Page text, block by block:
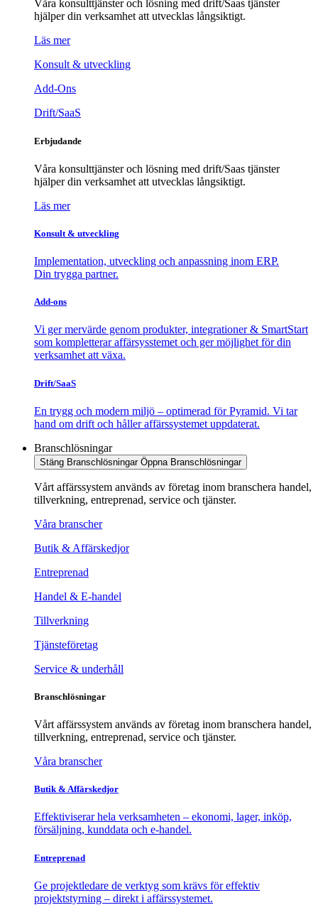
Våra konsulttjänster och lösning med drift/Saas tjänster
hjälper din verksamhet att utvecklas långsiktigt.
Läs mer
Konsult & utveckling
Add-Ons
Drift/SaaS
Erbjudande
Våra konsulttjänster och lösning med drift/Saas tjänster
hjälper din verksamhet att utvecklas långsiktigt.
Läs mer
Konsult & utveckling
Implementation, utveckling och anpassning inom ERP.
Din trygga partner.
Add-ons
Vi ger mervärde genom produkter, integrationer & SmartStart
som kompletterar affärsysstemet och ger möjlighet för din
verksamhet att växa.
Drift/SaaS
En trygg och modern miljö – optimerad för Pyramid. Vi tar
hand om drift och håller affärssystemet uppdaterat.
Branschlösningar
Stäng Branschlösningar Öppna Branschlösningar
Vårt affärssystem används av företag inom branschera handel,
tillverkning, entreprenad, service och tjänster.
Våra branscher
Butik & Affärskedjor
Entreprenad
Handel & E-handel
Tillverkning
Tjänsteföretag
Service & underhåll
Branschlösningar
Vårt affärssystem används av företag inom branschera handel,
tillverkning, entreprenad, service och tjänster.
Våra branscher
Butik & Affärskedjor
Effektiviserar hela verksamheten – ekonomi, lager, inköp,
försäljning, kunddata och e-handel.
Entreprenad
Ge projektledare de verktyg som krävs för effektiv
projektstyrning – direkt i affärssystemet.